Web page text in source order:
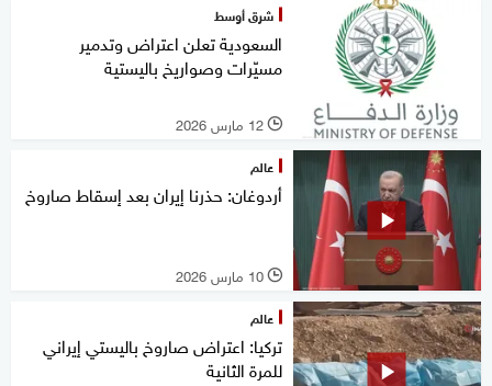
شرق أوسط
السعودية تعلن اعتراض وتدمير
مسيّرات وصواريخ باليستية
l 12 مارس 2026
عالم
أردوغان: حذرنا إيران بعد إسقاط صاروخ
l 10 مارس 2026
عالم
تركيا: اعتراض صاروخ باليستي إيراني
للمرة الثانية